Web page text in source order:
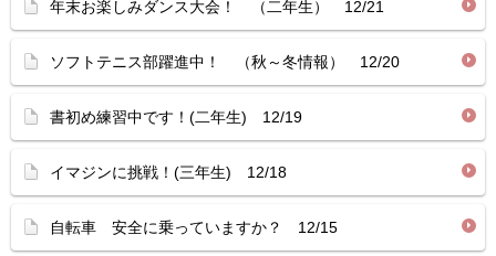
年末お楽しみダンス大会！ （二年生） 12/21
ソフトテニス部躍進中！ （秋～冬情報） 12/20
書初め練習中です！(二年生) 12/19
イマジンに挑戦！(三年生) 12/18
自転車 安全に乗っていますか？ 12/15